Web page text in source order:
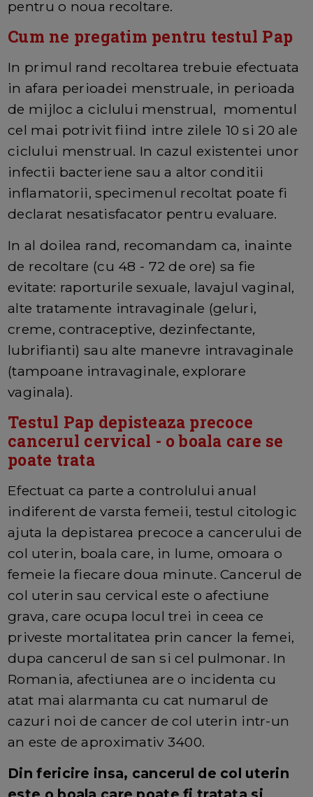
pentru o noua recoltare.
Cum ne pregatim pentru testul Pap
In primul rand recoltarea trebuie efectuata
in afara perioadei menstruale, in perioada
de mijloc a ciclului menstrual, momentul
cel mai potrivit fiind intre zilele 10 si 20 ale
ciclului menstrual. In cazul existentei unor
infectii bacteriene sau a altor conditii
inflamatorii, specimenul recoltat poate fi
declarat nesatisfacator pentru evaluare.
In al doilea rand, recomandam ca, inainte
de recoltare (cu 48 - 72 de ore) sa fie
evitate: raporturile sexuale, lavajul vaginal,
alte tratamente intravaginale (geluri,
creme, contraceptive, dezinfectante,
lubrifianti) sau alte manevre intravaginale
(tampoane intravaginale, explorare
vaginala).
Testul Pap depisteaza precoce
cancerul cervical - o boala care se
poate trata
Efectuat ca parte a controlului anual
indiferent de varsta femeii, testul citologic
ajuta la depistarea precoce a cancerului de
col uterin, boala care, in lume, omoara o
femeie la fiecare doua minute. Cancerul de
col uterin sau cervical este o afectiune
grava, care ocupa locul trei in ceea ce
priveste mortalitatea prin cancer la femei,
dupa cancerul de san si cel pulmonar. In
Romania, afectiunea are o incidenta cu
atat mai alarmanta cu cat numarul de
cazuri noi de cancer de col uterin intr-un
an este de aproximativ 3400.
Din fericire insa, cancerul de col uterin